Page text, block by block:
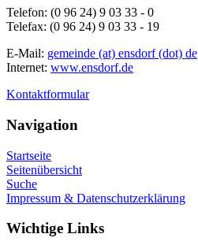
Telefon: (0 96 24) 9 03 33 - 0
Telefax: (0 96 24) 9 03 33 - 19
E-Mail: gemeinde (at) ensdorf (dot) de
Internet: www.ensdorf.de
Kontaktformular
Navigation
Startseite
Seitenübersicht
Suche
Impressum & Datenschutzerklärung
Wichtige Links